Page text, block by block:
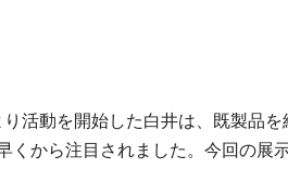
活動を開始した白井は、既製品
くから注目されました。今回の